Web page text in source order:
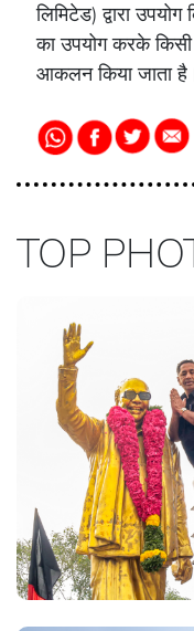
लिमिटेड) द्वारा
का उपयोग करके
आकलन किया जाता
TOP